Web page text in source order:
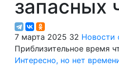
запасных
7 марта 2025 32 Новости
Приблизительное время
Интересно, но нет